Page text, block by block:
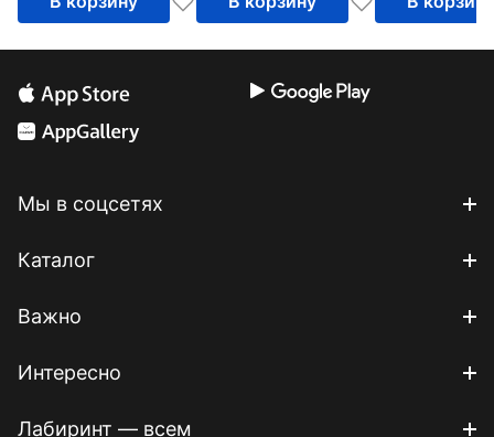
Мы в соцсетях
Каталог
Важно
Интересно
Лабиринт — всем